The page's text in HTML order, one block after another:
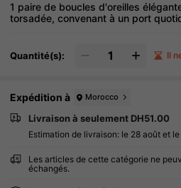
1 paire de boucles d'oreilles
torsadée, convenant à un port
Quantité(s): Il
Expédition à Morocco
Livraison à seulement DH51.00
Estimation de livraison: le 28 août et le
Les articles de cette catégorie ne
échangés.